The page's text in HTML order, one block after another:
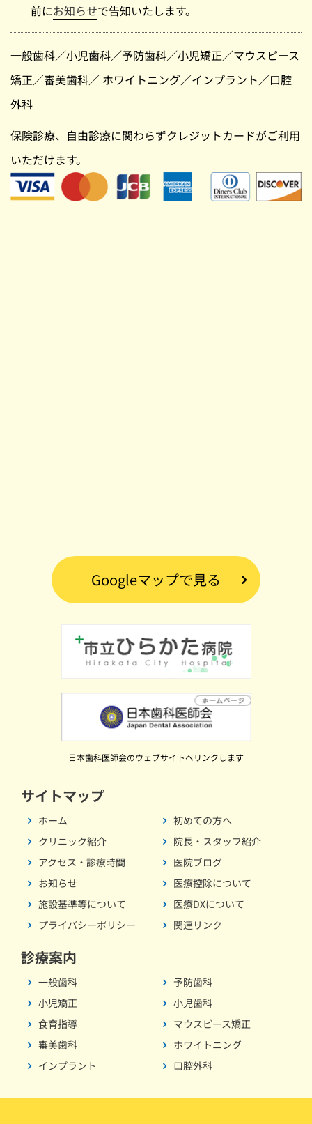
前にお知らせで告知いたします。
一般歯科／小児歯科／予防歯科／小児矯正／マウスピース
矯正／審美歯科／ ホワイトニング／インプラント／口腔
外科
保険診療、自由診療に関わらずクレジットカードがご利用
いただけます。
Googleマップで見る
日本歯科医師会のウェブサイトへリンクします
サイトマップ
ホーム
初めての方へ
クリニック紹介
院長・スタッフ紹介
アクセス・診療時間
医院ブログ
お知らせ
医療控除について
施設基準等について
医療DXについて
プライバシーポリシー
関連リンク
診療案内
一般歯科
予防歯科
小児矯正
小児歯科
食育指導
マウスピース矯正
審美歯科
ホワイトニング
インプラント
口腔外科